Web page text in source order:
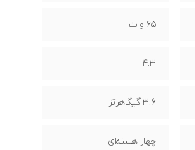
65 وات
4.3
3.6 گیگاهرتز
چهار هسته‌ای